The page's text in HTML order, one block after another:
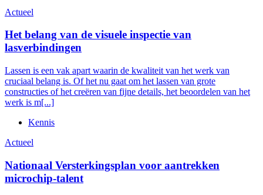
Actueel
Het belang van de visuele inspectie van
lasverbindingen
Lassen is een vak apart waarin de kwaliteit van het werk van
cruciaal belang is. Of het nu gaat om het lassen van grote
constructies of het creëren van fijne details, het beoordelen van het
werk is m[...]
Kennis
Actueel
Nationaal Versterkingsplan voor aantrekken
microchip-talent